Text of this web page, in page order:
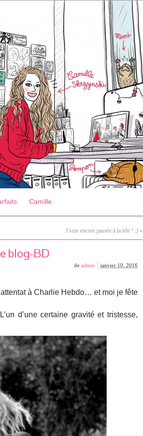
Camille
J’suis encore passée à la télé ! :)»
blog-BD
janvier 10, 2016
de admin
à Charlie Hebdo… et moi je fête
d’une certaine gravité et tristesse,